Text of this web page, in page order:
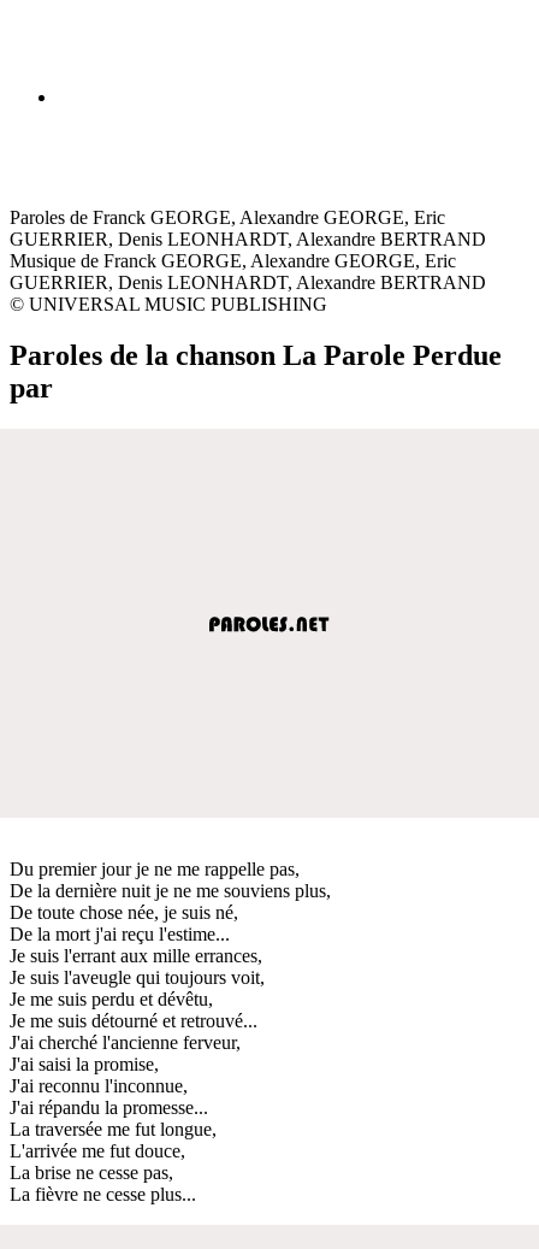
Paroles de Franck GEORGE, Alexandre GEORGE, Eric
GUERRIER, Denis LEONHARDT, Alexandre BERTRAND
Musique de Franck GEORGE, Alexandre GEORGE, Eric
GUERRIER, Denis LEONHARDT, Alexandre BERTRAND
© UNIVERSAL MUSIC PUBLISHING
Paroles de la chanson La Parole Perdue
par
Du premier jour je ne me rappelle pas,
De la dernière nuit je ne me souviens plus,
De toute chose née, je suis né,
De la mort j'ai reçu l'estime...
Je suis l'errant aux mille errances,
Je suis l'aveugle qui toujours voit,
Je me suis perdu et dévêtu,
Je me suis détourné et retrouvé...
J'ai cherché l'ancienne ferveur,
J'ai saisi la promise,
J'ai reconnu l'inconnue,
J'ai répandu la promesse...
La traversée me fut longue,
L'arrivée me fut douce,
La brise ne cesse pas,
La fièvre ne cesse plus...